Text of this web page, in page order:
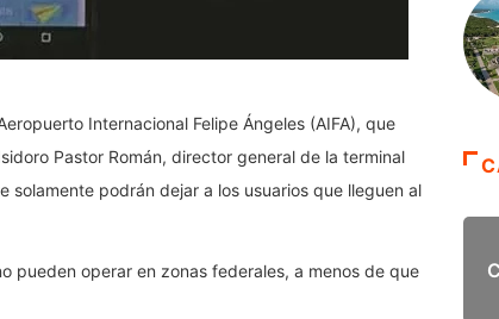
Internacional Felipe Ángeles (AIFA), que
Pastor Román, director general de la terminal
podrán dejar a los usuarios que lleguen al
pueden operar en zonas federales, a menos de que